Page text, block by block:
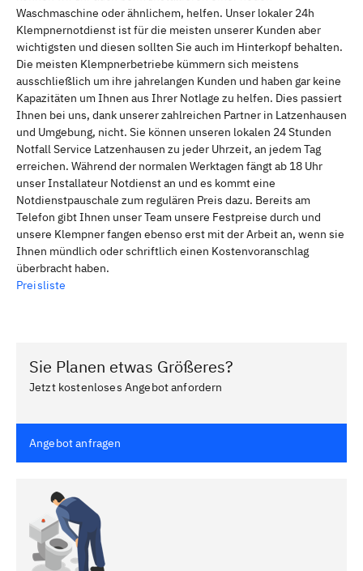
Waschmaschine oder ähnlichem, helfen. Unser lokaler 24h
Klempnernotdienst ist für die meisten unserer Kunden aber
wichtigsten und diesen sollten Sie auch im Hinterkopf behalten.
Die meisten Klempnerbetriebe kümmern sich meistens
ausschließlich um ihre jahrelangen Kunden und haben gar keine
Kapazitäten um Ihnen aus Ihrer Notlage zu helfen. Dies passiert
Ihnen bei uns, dank unserer zahlreichen Partner in Latzenhausen
und Umgebung, nicht. Sie können unseren lokalen 24 Stunden
Notfall Service Latzenhausen zu jeder Uhrzeit, an jedem Tag
erreichen. Während der normalen Werktagen fängt ab 18 Uhr
unser Installateur Notdienst an und es kommt eine
Notdienstpauschale zum regulären Preis dazu. Bereits am
Telefon gibt Ihnen unser Team unsere Festpreise durch und
unsere Klempner fangen ebenso erst mit der Arbeit an, wenn sie
Ihnen mündlich oder schriftlich einen Kostenvoranschlag
überbracht haben.
Preisliste
Sie Planen etwas Größeres?
Jetzt kostenloses Angebot anfordern
Angebot anfragen